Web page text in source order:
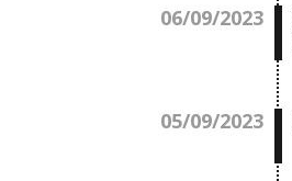
06/09/2023
05/09/2023